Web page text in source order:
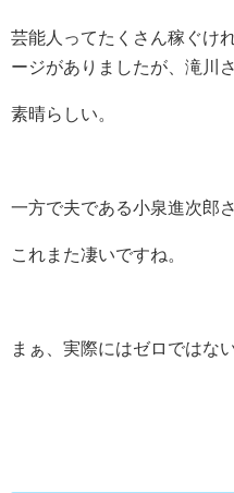
芸能人ってたくさん稼ぐけ
ージがありましたが、滝川
素晴らしい。
一方で夫である小泉進次郎
これまた凄いですね。
まぁ、実際にはゼロではな